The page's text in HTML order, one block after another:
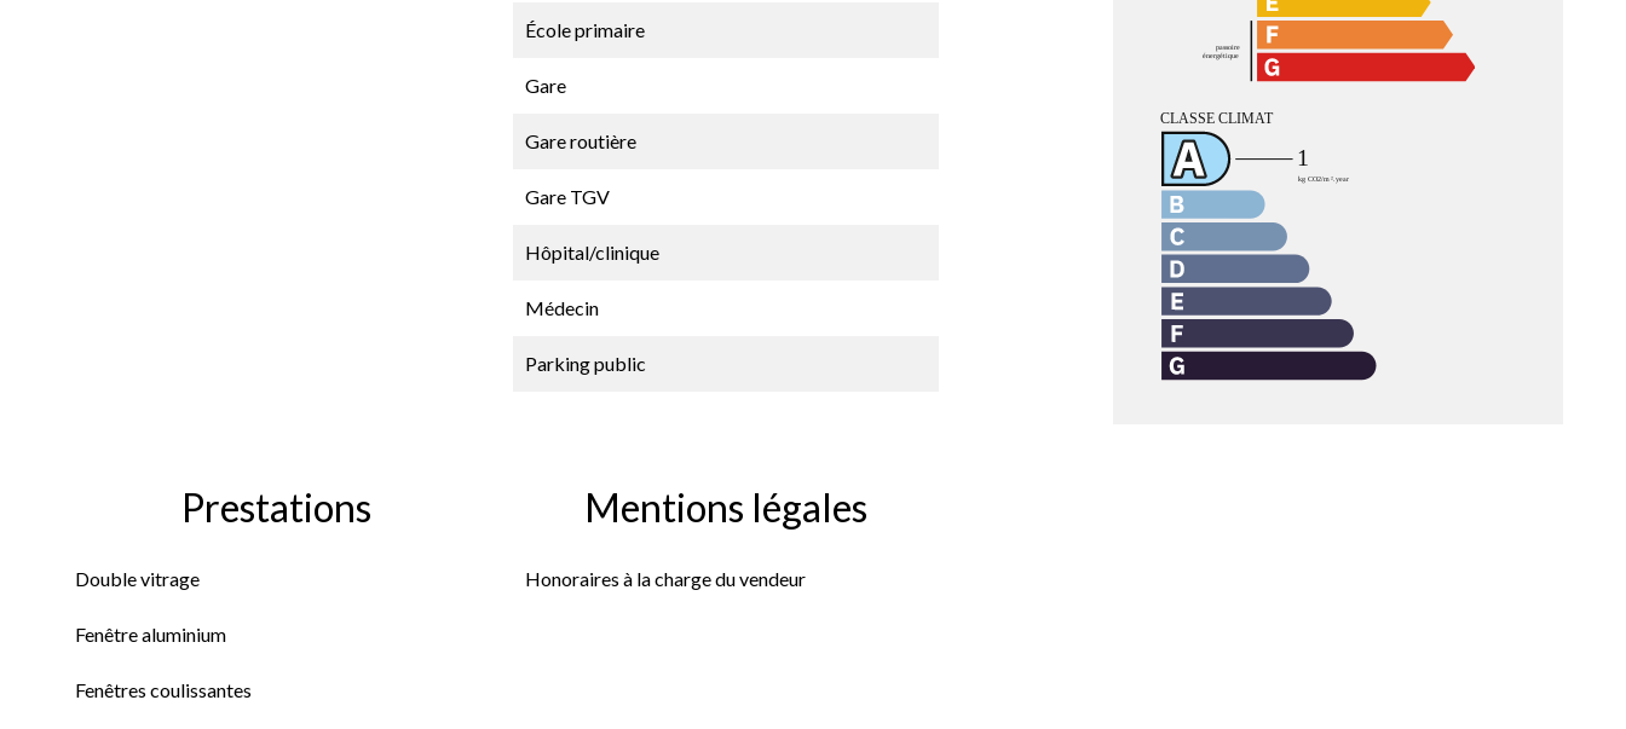
École primaire
Gare
Gare routière
Gare TGV
Hôpital/clinique
Médecin
Parking public
Prestations
Double vitrage
Fenêtre aluminium
Fenêtres coulissantes
Mentions légales
Honoraires à la charge du vendeur